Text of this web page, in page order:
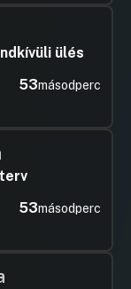
ülés
53másodperc
53másodperc